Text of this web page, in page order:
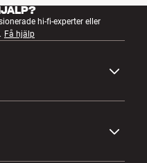
Navigator-
hi-fi-experter eller
Få hjälp